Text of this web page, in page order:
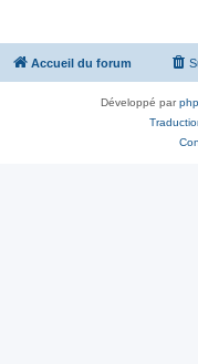
Accueil du forum
Développé par